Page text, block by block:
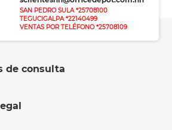
SAN PEDRO SULA *25708100
TEGUCIGALPA *22140499
VENTAS POR TELÉFONO *25708109
de consulta